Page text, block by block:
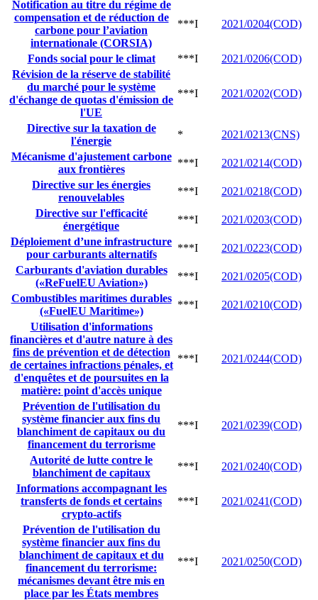
Notification au titre du régime de
compensation et de réduction de
carbone pour l’aviation
internationale (CORSIA)
***I 2021/0204(COD)
Fonds social pour le climat ***I
2021/0206(COD)
Révision de la réserve de stabilité
du marché pour le système
d'échange de quotas d'émission de
l'UE
***I 2021/0202(COD)
Directive sur la taxation de
l'énergie
*
2021/0213(CNS)
Mécanisme d'ajustement carbone
aux frontières
***I
2021/0214(COD)
Directive sur les énergies
renouvelables
***I
2021/0218(COD)
Directive sur l'efficacité
énergétique
***I
2021/0203(COD)
Déploiement d’une infrastructure
pour carburants alternatifs
***I
2021/0223(COD)
Carburants d'aviation durables
(«ReFuelEU Aviation»)
***I
2021/0205(COD)
Combustibles maritimes durables
(«FuelEU Maritime»)
***I
2021/0210(COD)
Utilisation d'informations
financières et d'autre nature à des
fins de prévention et de détection
de certaines infractions pénales, et
d'enquêtes et de poursuites en la
matière: point d'accès unique
***I 2021/0244(COD)
Prévention de l'utilisation du
système financier aux fins du
blanchiment de capitaux ou du
financement du terrorisme
***I 2021/0239(COD)
Autorité de lutte contre le
blanchiment de capitaux
***I
2021/0240(COD)
Informations accompagnant les
transferts de fonds et certains
crypto-actifs
***I 2021/0241(COD)
Prévention de l'utilisation du
système financier aux fins du
blanchiment de capitaux et du
financement du terrorisme:
mécanismes devant être mis en
place par les États membres
***I 2021/0250(COD)